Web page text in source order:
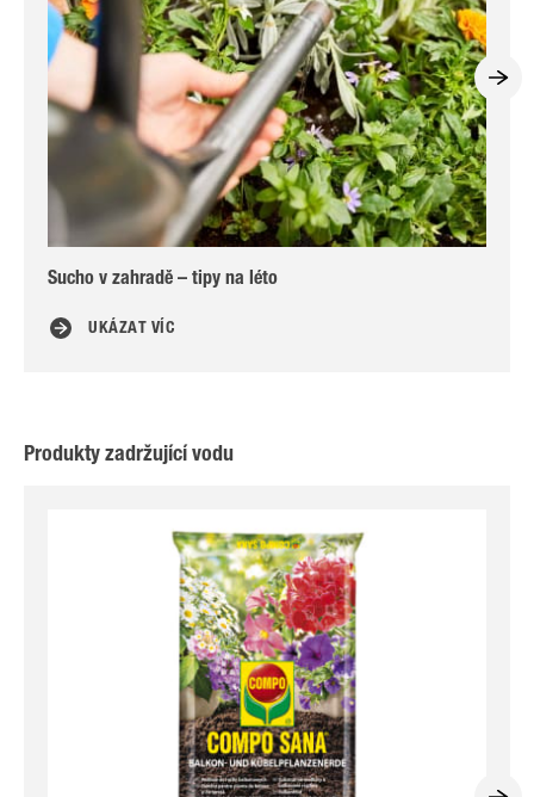
Sucho v zahradě – tipy na léto
UKÁZAT VÍC
Produkty zadržující vodu